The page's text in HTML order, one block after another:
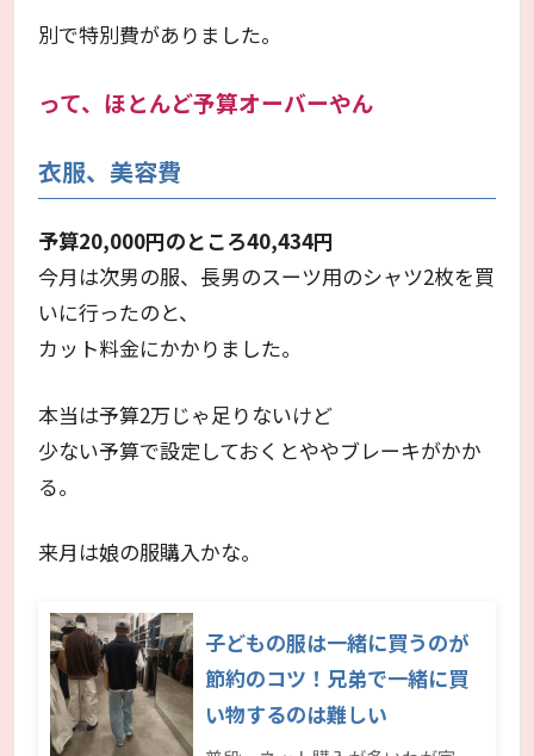
別で特別費がありました。
って、ほとんど予算オーバーやん
衣服、美容費
予算20,000円のところ40,434円
今月は次男の服、長男のスーツ用のシャツ2枚を買
いに行ったのと、
カット料金にかかりました。
本当は予算2万じゃ足りないけど
少ない予算で設定しておくとややブレーキがかか
る。
来月は娘の服購入かな。
子どもの服は一緒に買うのが
節約のコツ！兄弟で一緒に買
い物するのは難しい